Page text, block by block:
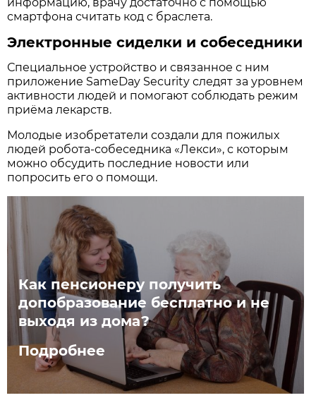
смартфона считать код с браслета.
Электронные сиделки и собеседники
Специальное устройство и связанное с ним
приложение SameDay Security следят за уровнем
активности людей и помогают соблюдать режим
приёма лекарств.
Молодые изобретатели создали для пожилых
людей робота-собеседника «Лекси», с которым
можно обсудить последние новости или
попросить его о помощи.
Как пенсионеру получить
допобразование бесплатно и не
выходя из дома?
Подробнее